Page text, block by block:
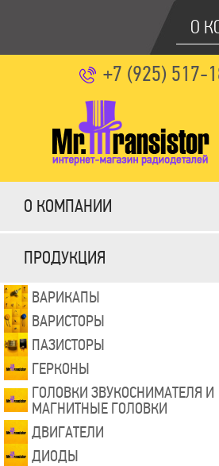
О
+7 (925) 517-
О КОМПАНИИ
ПРОДУКЦИЯ
ВАРИКАПЫ
ВАРИСТОРЫ
ПАЗИСТОРЫ
ГЕРКОНЫ
ГОЛОВКИ ЗВУКОСНИМАТЕЛЯ И
МАГНИТНЫЕ ГОЛОВКИ
ДВИГАТЕЛИ
ДИОДЫ